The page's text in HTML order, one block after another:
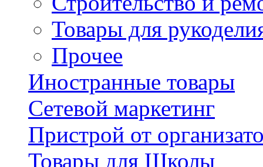
Товары для
Прочее
Иностранные товары
Сетевой маркетинг
Пристрой от
Товары для Школы